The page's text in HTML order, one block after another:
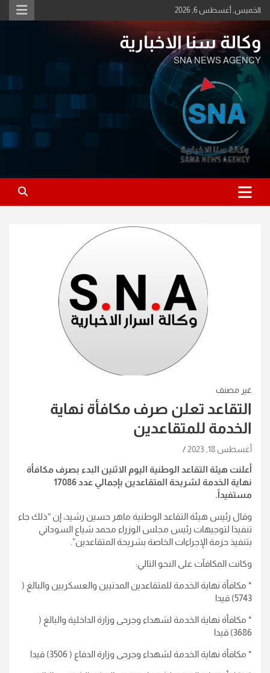
Skip
to
الخميس, أغسطس 6, 2026
وكالة سنا الاخبارية
SNA NEWS AGENCY
غير مصنف
التقاعد تعلن صرف مكافأة نهاية
الخدمة للمتقاعدين
أغسطس 18, 2023
أعلنت هيئة التقاعد الوطنية اليوم الاثنين البدء بصرف مكافأة
نهاية الخدمة لشريحة المتقاعدين بإجمالي عدد 17086
مستفيداً.
وقال رئيس هيئة التقاعد الوطنية ماهر حسين رشيد، إن “ذلك جاء
تنفيذا لتوجيهات رئيس مجلس الوزراء محمد شياع السوداني
بتنفيذ حزمة الإجراءات الخاصة بشريحة المتقاعدين”.
وكانت المكافآت على النحو التالي:
* مكافأة نهاية الخدمة للمتقاعدين المدنيين والعسكريين والبالغ (
5743) قيدا
* مكافأة نهاية الخدمة لشهداء وجرحى وزارة الداخلية والبالغ (
3686) قيدا
* مكافأة نهاية الخدمة لشهداء وجرحى وزارة الدفاع ( 3506) قيدا